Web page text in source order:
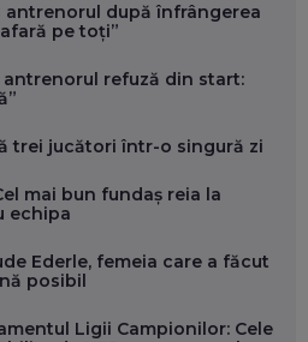
BIT SENTINEL: CUM ÎȚI PROTEJEZI
CU PERMIS”
SOFTWARE DE LA CLUJ PENTRU
PĂMÂNT
antrenorul după înfrângerea
pe toți”
antrenorul refuză din start:
trei jucători într-o singură zi
mai bun fundaș reia la
echipa
Ederle, femeia care a făcut
posibil
Ligii Campionilor: Cele